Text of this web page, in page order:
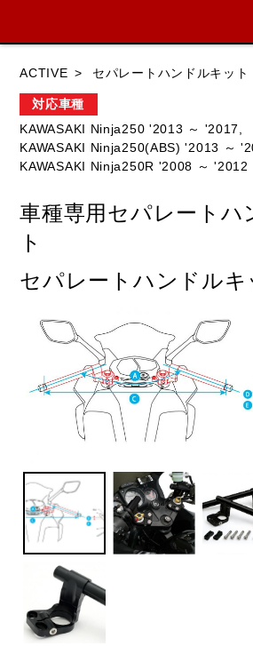
HONDA YAMAHA
閉じる
ACTIVE セパレートハンドルキット
対応車種
KAWASAKI Ninja250 '2013 ～ '2017,
KAWASAKI Ninja250(ABS) '2013 ～
KAWASAKI Ninja250R '2008 ～ '2012
車種専用セパレートハ
ト
セパレートハンドルキ